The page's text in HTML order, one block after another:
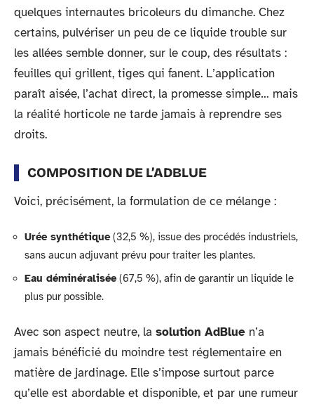
quelques internautes bricoleurs du dimanche. Chez
certains, pulvériser un peu de ce liquide trouble sur
les allées semble donner, sur le coup, des résultats :
feuilles qui grillent, tiges qui fanent. L’application
paraît aisée, l’achat direct, la promesse simple… mais
la réalité horticole ne tarde jamais à reprendre ses
droits.
COMPOSITION DE L’ADBLUE
Voici, précisément, la formulation de ce mélange :
Urée synthétique(32,5 %), issue des procédés industriels,
sans aucun adjuvant prévu pour traiter les plantes.
Eau déminéralisée(67,5 %), afin de garantir un liquide le
plus pur possible.
Avec son aspect neutre, la solution AdBlue n’a
jamais bénéficié du moindre test réglementaire en
matière de jardinage. Elle s’impose surtout parce
qu’elle est abordable et disponible, et par une rumeur